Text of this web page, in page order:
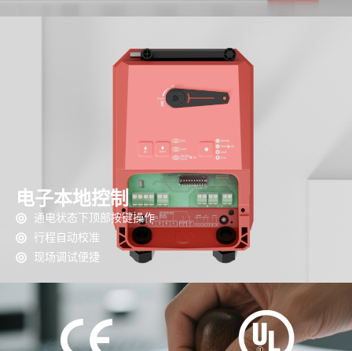
电子本地控制
通电状态下顶部按键操作
行程自动校准
现场调试便捷